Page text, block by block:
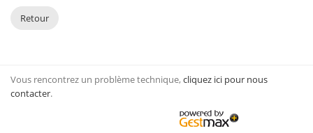
Retour
Vous rencontrez un problème technique,cliquez ici pour nous
contacter.